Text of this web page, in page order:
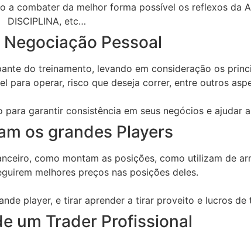
combater da melhor forma possível os reflexos da
DISCIPLINA, etc…
Negociação Pessoal
do treinamento, levando em consideração os
para operar, risco que deseja correr, entre outros
garantir consistência em seus negócios e ajudar
os grandes Players
como montam as posições, como utilizam de
melhores preços nas posições deles.
player, e tirar aprender a tirar proveito e lucros de
um Trader Profissional